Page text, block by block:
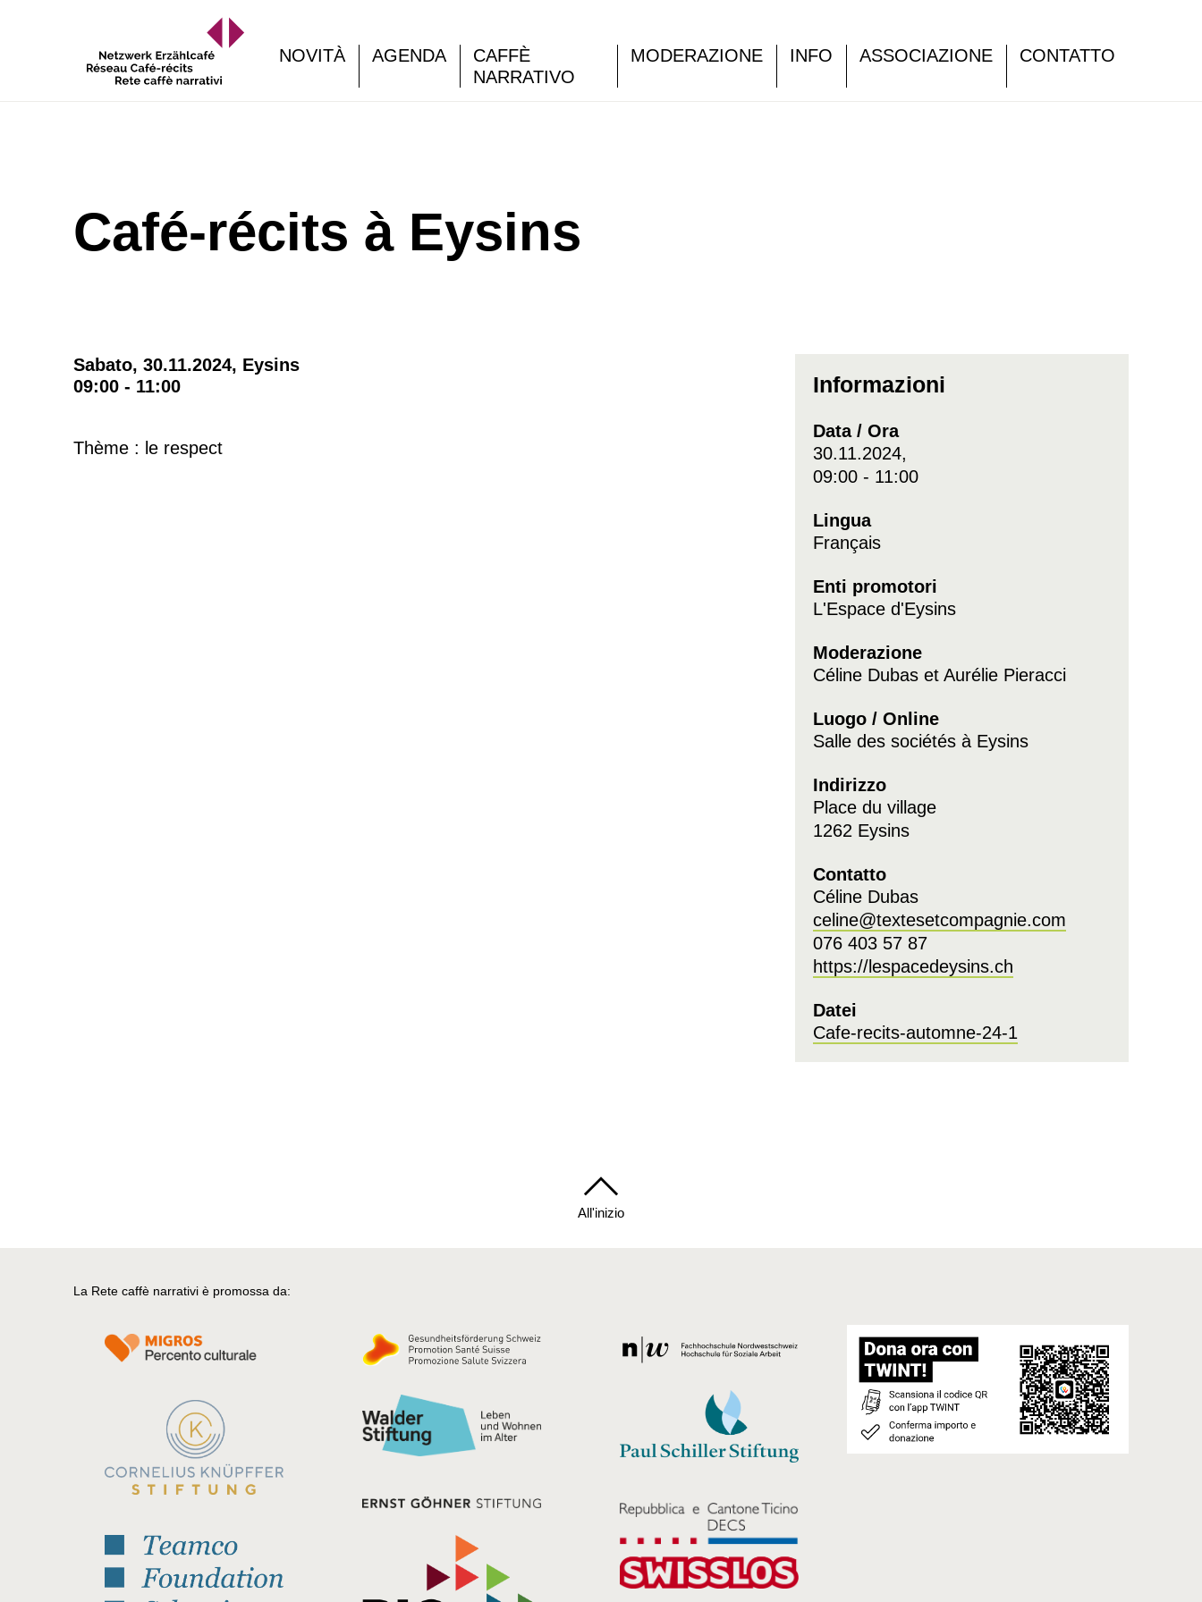
NOVITÀ AGENDA
CAFFÈ
NARRATIVO
MODERAZIONE INFO ASSOCIAZIONE CONTATTO
Café-récits à Eysins
Sabato, 30.11.2024, Eysins
09:00 - 11:00
Thème : le respect
Informazioni
Data / Ora
30.11.2024,
09:00 - 11:00
Lingua
Français
Enti promotori
L'Espace d'Eysins
Moderazione
Céline Dubas et Aurélie Pieracci
Luogo / Online
Salle des sociétés à Eysins
Indirizzo
Place du village
1262 Eysins
Contatto
Céline Dubas
celine@textesetcompagnie.com
076 403 57 87
https://lespacedeysins.ch
Datei
Cafe-recits-automne-24-1
All'inizio
La Rete caffè narrativi è promossa da: